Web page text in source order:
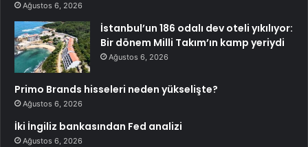
Ağustos 6, 2026
İstanbul’un 186 odalı dev oteli yıkılıyor:
Bir dönem Milli Takım’ın kamp yeriydi
Ağustos 6, 2026
Primo Brands hisseleri neden yükselişte?
Ağustos 6, 2026
İki İngiliz bankasından Fed analizi
Ağustos 6, 2026